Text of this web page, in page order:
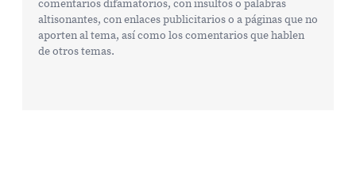
altisonantes, con enlaces publicitarios o a páginas que no
aporten al tema, así como los comentarios que hablen
de otros temas.